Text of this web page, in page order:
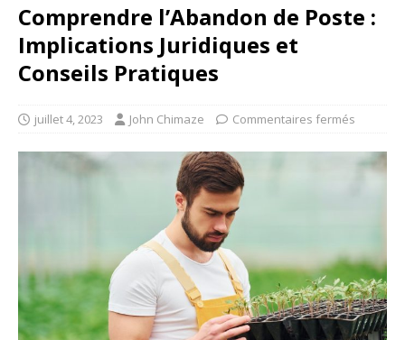
Comprendre l’Abandon de Poste :
Implications Juridiques et
Conseils Pratiques
juillet 4, 2023 John Chimaze Commentaires fermés